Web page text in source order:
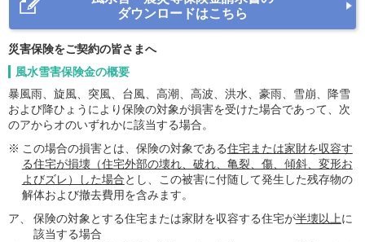
ダウンロードはこちら
災害保険をご契約の皆さまへ
風水雪害保険金の概要
暴風雨、旋風、突風、台風、高潮、高波、洪水、豪雨、雪崩、降雪
および降ひょうにより保険の対象が損害を受けた場合であって、次
のアからオのいずれかに該当する場合。
※ この場合の損害とは、保険の対象である住宅または家財を収容す
る住宅が損壊（住宅外部の壊れ、破れ、亀裂、傷、傾斜、変形お
よびズレ）した場合とし、この被害に付随して発生した残存物の
解体および撤去費用を含みます。
ア、
保険の対象とする住宅または家財を収容する住宅が半壊以上に
該当する場合